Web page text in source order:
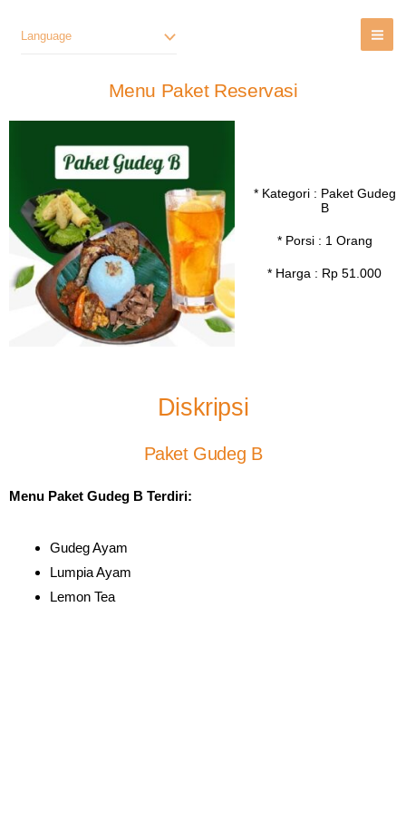
Language
Menu Paket Reservasi
* Kategori : Paket Gudeg
B
* Porsi : 1 Orang
* Harga : Rp 51.000
Diskripsi
Paket Gudeg B
Menu Paket Gudeg B Terdiri:
Gudeg Ayam
Lumpia Ayam
Lemon Tea